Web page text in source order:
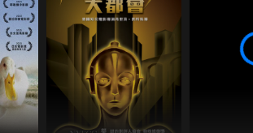
，騎士內心非常絕望，因而在最後
終大家都親眼目睹死神的降臨…